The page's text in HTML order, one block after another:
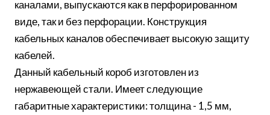
каналами, выпускаются как в перфорированном
виде, так и без перфорации. Конструкция
кабельных каналов обеспечивает высокую защиту
кабелей.
Данный кабельный короб изготовлен из
нержавеющей стали. Имеет следующие
габаритные характеристики: толщина - 1,5 мм,